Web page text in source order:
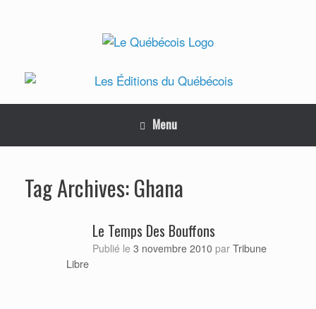
Menu
Tag Archives:Ghana
Le Temps Des Bouffons
Publié le3 novembre 2010 parTribune
Libre